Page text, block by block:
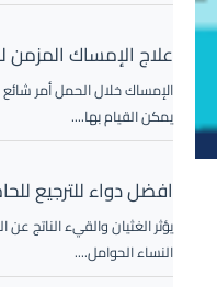
علاج الإمساك المزمن
الإمساك خلال الحمل أمر
يمكن القيام بها....
افضل دواء للترجيع
النساء الحوامل....